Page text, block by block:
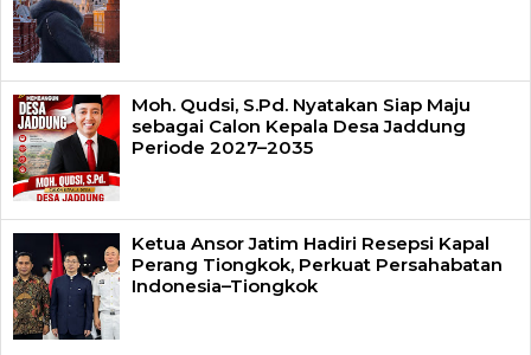
Moh. Qudsi, S.Pd. Nyatakan Siap Maju
sebagai Calon Kepala Desa Jaddung
Periode 2027–2035
Ketua Ansor Jatim Hadiri Resepsi Kapal
Perang Tiongkok, Perkuat Persahabatan
Indonesia–Tiongkok